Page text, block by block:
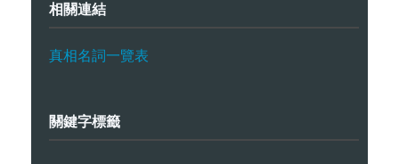
相關連結
真相名詞一覽表
關鍵字標籤